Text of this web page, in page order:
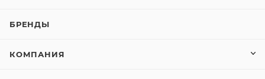
БРЕНДЫ
КОМПАНИЯ